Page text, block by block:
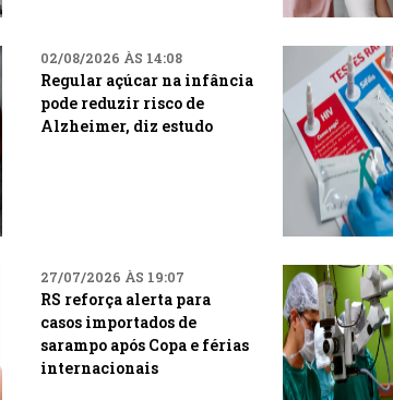
02/08/2026 ÀS 14:08
Regular açúcar na infância
pode reduzir risco de
Alzheimer, diz estudo
27/07/2026 ÀS 19:07
RS reforça alerta para
casos importados de
sarampo após Copa e férias
internacionais